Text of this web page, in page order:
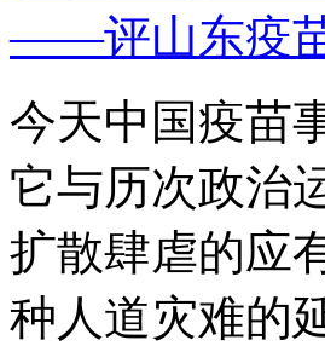
——评山东疫
今天中国疫苗
它与历次政治
扩散肆虐的应
种人道灾难的